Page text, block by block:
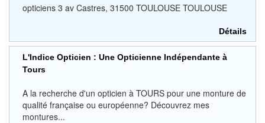
opticiens 3 av Castres, 31500 TOULOUSE TOULOUSE
Détails
L'Indice Opticien : Une Opticienne Indépendante à
Tours
A la recherche d'un opticien à TOURS pour une monture de
qualité française ou européenne? Découvrez mes
montures...